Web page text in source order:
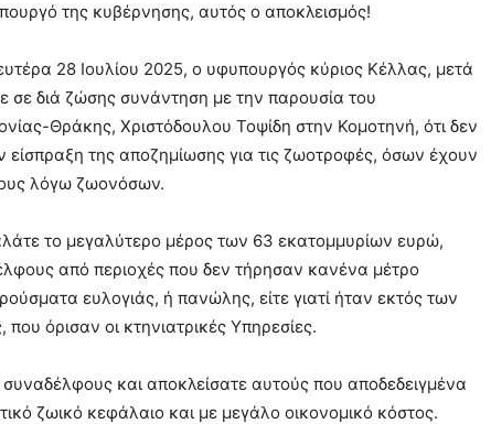
της κυβέρνησης, αυτός ο αποκλεισμός!
28 Ιουλίου 2025, ο υφυπουργός κύριος Κέλλας, μετά
σε διά ζώσης συνάντηση με την παρουσία του
Θράκης, Χριστόδουλου Τοψίδη στην Κομοτηνή, ότι δεν
της αποζημίωσης για τις ζωοτροφές, όσων έχουν
λόγω ζωονόσων.
το μεγαλύτερο μέρος των 63 εκατομμυρίων ευρώ,
από περιοχές που δεν τήρησαν κανένα μέτρο
ευλογιάς, ή πανώλης, είτε γιατί ήταν εκτός των
όρισαν οι κτηνιατρικές Υπηρεσίες.
και αποκλείσατε αυτούς που αποδεδειγμένα
ζωικό κεφάλαιο και με μεγάλο οικονομικό κόστος.